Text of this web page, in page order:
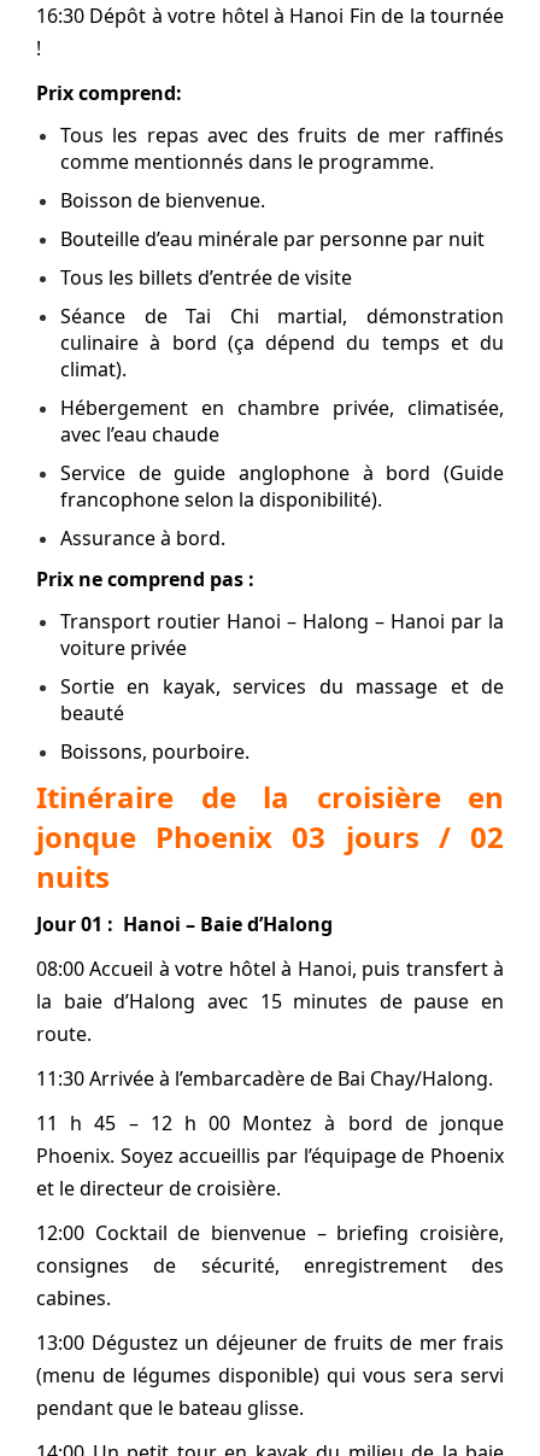
16:30 Dépôt à votre hôtel à Hanoi Fin de la tournée
!
Prix comprend:
Tous les repas avec des fruits de mer raffinés
comme mentionnés dans le programme.
Boisson de bienvenue.
Bouteille d’eau minérale par personne par nuit
Tous les billets d’entrée de visite
Séance de Tai Chi martial, démonstration
culinaire à bord (ça dépend du temps et du
climat).
Hébergement en chambre privée, climatisée,
avec l’eau chaude
Service de guide anglophone à bord (Guide
francophone selon la disponibilité).
Assurance à bord.
Prix ne comprend pas :
Transport routier Hanoi – Halong – Hanoi par la
voiture privée
Sortie en kayak, services du massage et de
beauté
Boissons, pourboire.
Itinéraire de la croisière en
jonque Phoenix 03 jours / 02
nuits
Jour 01 : Hanoi – Baie d’Halong
08:00 Accueil à votre hôtel à Hanoi, puis transfert à
la baie d’Halong avec 15 minutes de pause en
route.
11:30 Arrivée à l’embarcadère de Bai Chay/Halong.
11 h 45 – 12 h 00 Montez à bord de jonque
Phoenix. Soyez accueillis par l’équipage de Phoenix
et le directeur de croisière.
12:00 Cocktail de bienvenue – briefing croisière,
consignes de sécurité, enregistrement des
cabines.
13:00 Dégustez un déjeuner de fruits de mer frais
(menu de légumes disponible) qui vous sera servi
pendant que le bateau glisse.